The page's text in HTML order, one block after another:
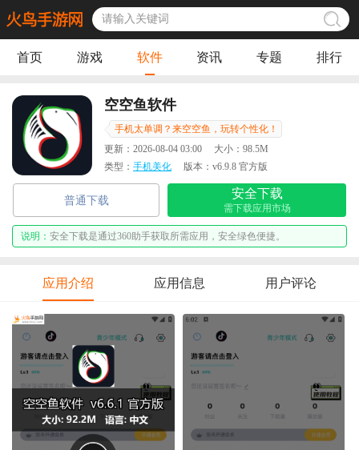
首页 游戏 软件 资讯 专题 排行
空空鱼软件
手机太单调？来空空鱼，玩转个性化！
更新： 2026-08-04 03:00 大小： 98.5M
类型： 手机美化 版本： v6.9.8 官方版
普通下载
安全下载
需下载应用市场
说明： 安全下载是通过360助手获取所需应用，安全绿色便捷。
应用介绍 应用信息 用户评论